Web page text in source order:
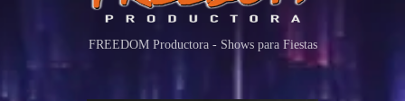
FREEDOM Productora - Shows para Fiestas